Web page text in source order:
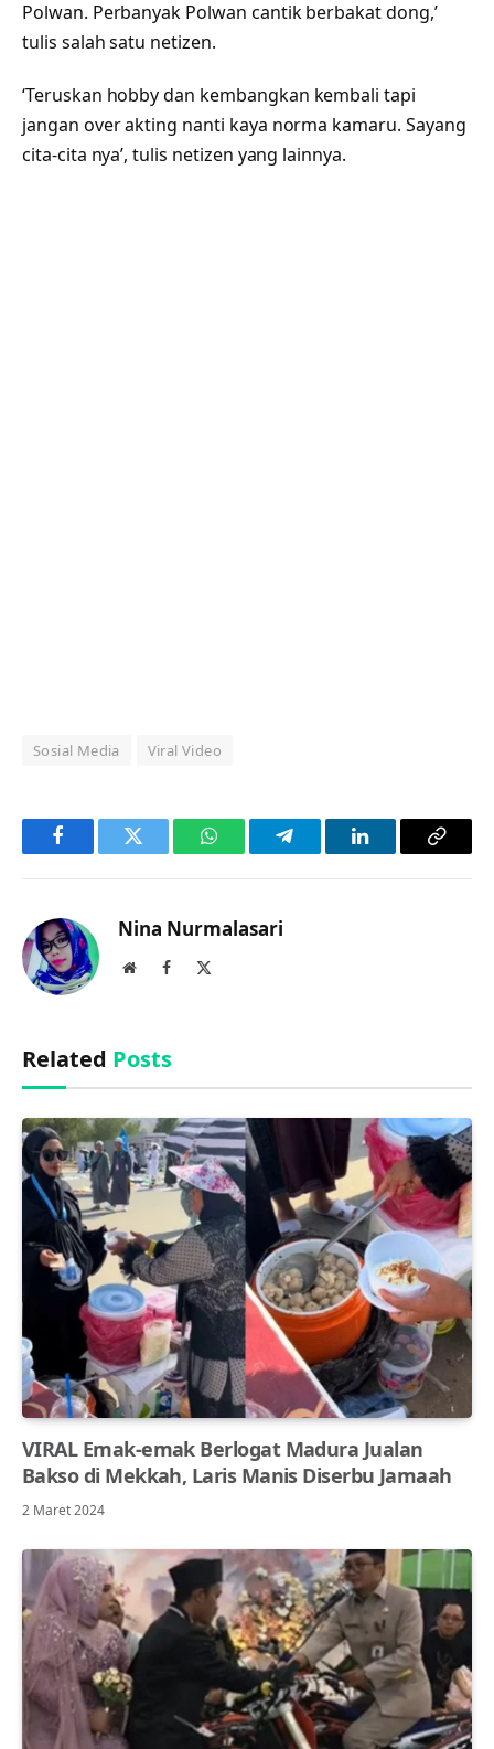
Polwan. Perbanyak Polwan cantik berbakat dong,’
tulis salah satu netizen.
‘Teruskan hobby dan kembangkan kembali tapi
jangan over akting nanti kaya norma kamaru. Sayang
cita-cita nya’, tulis netizen yang lainnya.
Sosial Media Viral Video
FacebookTwitter WhatsAppTelegramLinkedInCopy
Nina Nurmalasari
WebsiteFacebook
Related Posts
VIRAL Emak-emak Berlogat Madura Jualan
Bakso di Mekkah, Laris Manis Diserbu Jamaah
2 Maret 2024